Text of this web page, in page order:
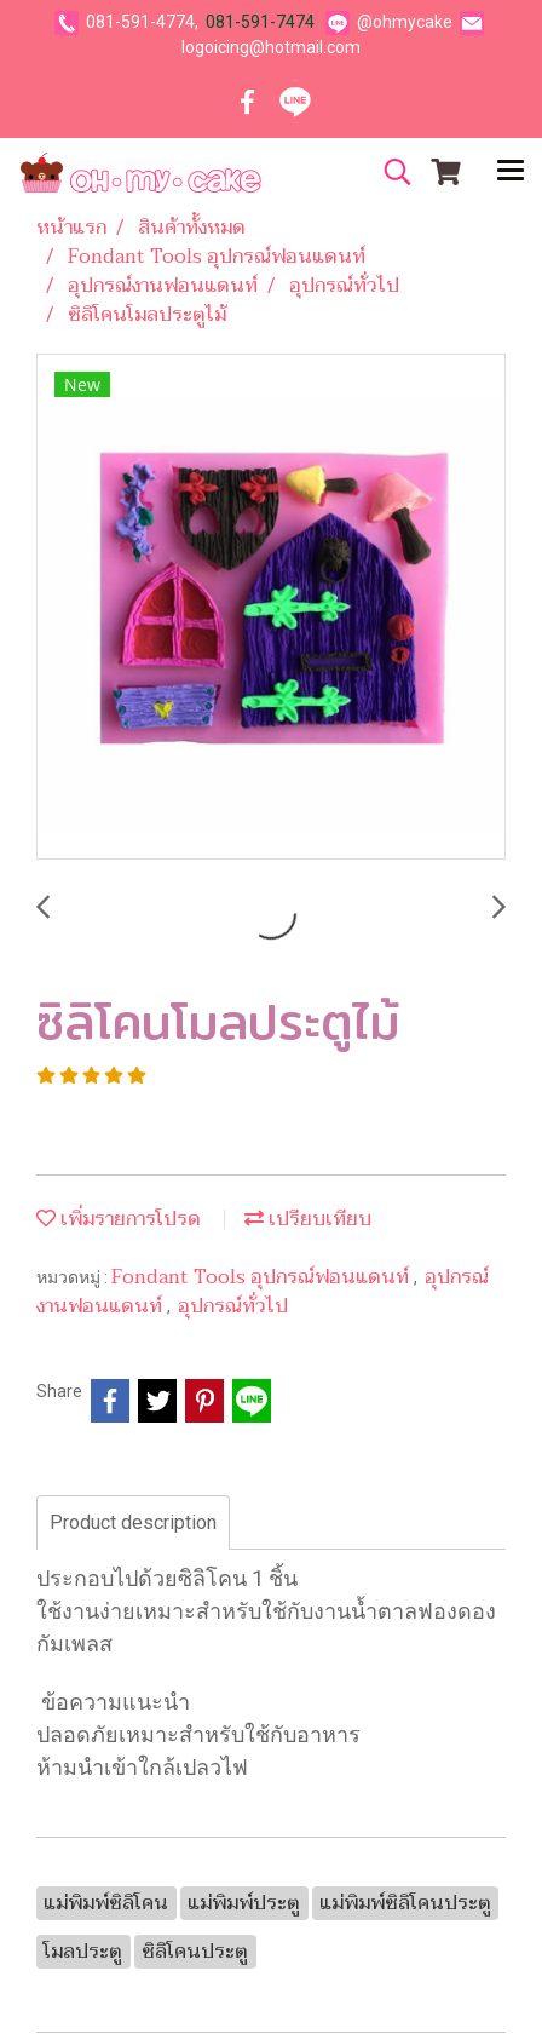
081-591-4774, 081-591-7474
@ohmycake
logoicing@hotmail.com
หน้าแรก
สินค้าทั้งหมด
Fondant Tools อุปกรณ์ฟอนแดนท์
อุปกรณ์งานฟอนแดนท์
อุปกรณ์ทั่วไป
ซิลิโคนโมลประตูไม้
New
ซิลิโคนโมลประตูไม้
เพิ่มรายการโปรด เปรียบเทียบ
หมวดหมู่ : Fondant Tools อุปกรณ์ฟอนแดนท์ , อุปกรณ์
งานฟอนแดนท์ , อุปกรณ์ทั่วไป
Share
Product description
ประกอบไปด้วยซิลิโคน 1 ชิ้น
ใช้งานง่ายเหมาะสำหรับใช้กับงานน้ำตาลฟองดอง
กัมเพลส
ข้อความแนะนำ
ปลอดภัยเหมาะสำหรับใช้กับอาหาร
ห้ามนำเข้าใกล้เปลวไฟ
แม่พิมพ์ซิลิโคน แม่พิมพ์ประตู
แม่พิมพ์ซิลิโคนประตู
โมลประตู
ซิลิโคนประตู